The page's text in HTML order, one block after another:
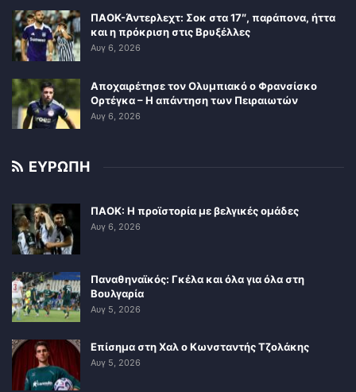
ΠΑΟΚ-Άντερλεχτ: Σοκ στα 17″, παράπονα, ήττα
και η πρόκριση στις Βρυξέλλες
Αυγ 6, 2026
Αποχαιρέτησε τον Ολυμπιακό ο Φρανσίσκο
Ορτέγκα – Η απάντηση των Πειραιωτών
Αυγ 6, 2026
ΕΥΡΩΠΗ
ΠΑΟΚ: Η προϊστορία με βελγικές ομάδες
Αυγ 6, 2026
Παναθηναϊκός: Γκέλα και όλα για όλα στη
Βουλγαρία
Αυγ 5, 2026
Επίσημα στη Χαλ ο Κωνσταντής Τζολάκης
Αυγ 5, 2026